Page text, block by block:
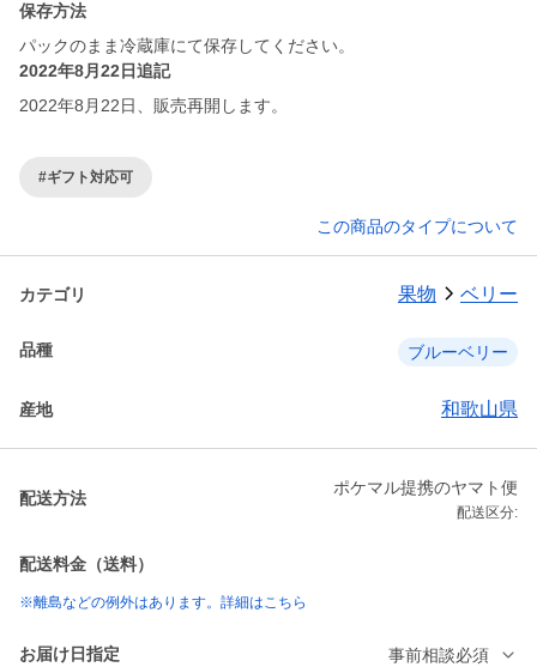
保存方法
パックのまま冷蔵庫にて保存してください。
2022年8月22日追記
2022年8月22日、販売再開します。
#ギフト対応可
この商品のタイプについて
カテゴリ 果物 ベリー
品種 ブルーベリー
産地 和歌山県
配送方法
ポケマル提携のヤマト便
配送区分:
配送料金（送料）
※離島などの例外はあります。詳細はこちら
お届け日指定 事前相談必須